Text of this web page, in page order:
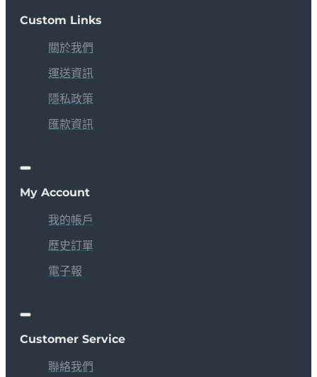
Custom Links
關於我們
運送資訊
隱私政策
匯款資訊
My Account
我的帳戶
歷史訂單
電子報
Customer Service
聯絡我們